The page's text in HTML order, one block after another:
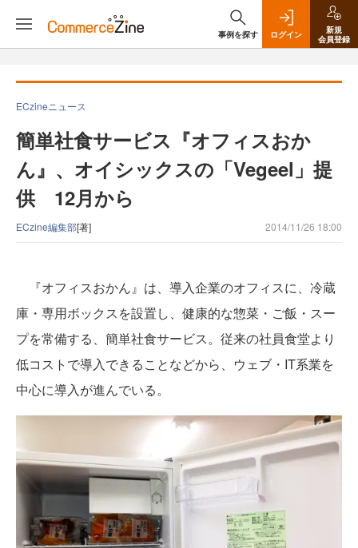
事例を探す ログイン
新規
会員登録
ECzineニュース
簡単社食サービス『オフィスおか
ん』、オイシックスの「Vegeel」提
供 12月から
ECzine編集部[著] 2014/11/26 18:00
『オフィスおかん』は、導入企業のオフィスに、冷蔵
庫・専用ボックスを設置し、健康的な惣菜・ご飯・スー
プを常備する、簡単社食サービス。従来の社員食堂より
低コストで導入できることなどから、ウェブ・IT系業を
中心に導入が進んでいる。